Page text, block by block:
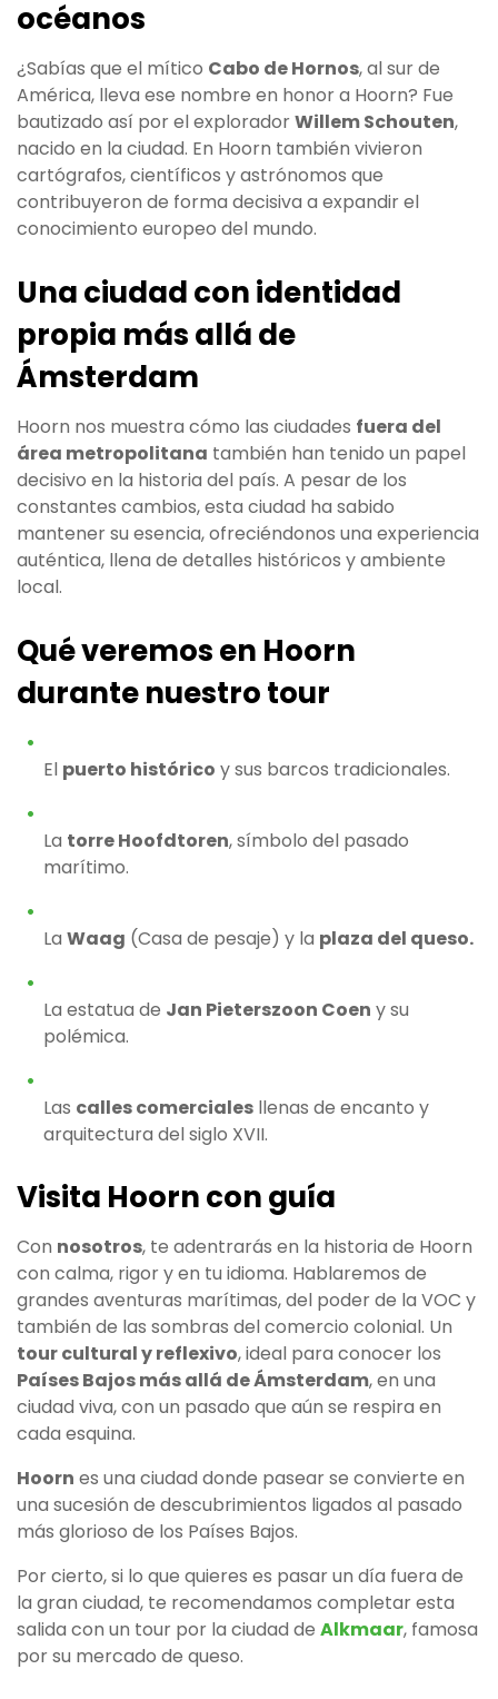
océanos
¿Sabías que el mítico Cabo de Hornos, al sur de
América, lleva ese nombre en honor a Hoorn? Fue
bautizado así por el exploradorWillem Schouten,
nacido en la ciudad. En Hoorn también vivieron
cartógrafos, científicos y astrónomos que
contribuyeron de forma decisiva a expandir el
conocimiento europeo del mundo.
Una ciudad con identidad
propia más allá de
Ámsterdam
Hoorn nos muestra cómo las ciudades fuera del
área metropolitana también han tenido un papel
decisivo en la historia del país. A pesar de los
constantes cambios, esta ciudad ha sabido
mantener su esencia, ofreciéndonos una experiencia
auténtica, llena de detalles históricos y ambiente
local.
Qué veremos en Hoorn
durante nuestro tour
El puerto histórico y sus barcos tradicionales.
La torre Hoofdtoren, símbolo del pasado
marítimo.
La Waag (Casa de pesaje) y la plaza del queso.
La estatua de Jan Pieterszoon Coen y su
polémica.
Las calles comerciales llenas de encanto y
arquitectura del siglo XVII.
Visita Hoorn con guía
Con nosotros, te adentrarás en la historia de Hoorn
con calma, rigor y en tu idioma. Hablaremos de
grandes aventuras marítimas, del poder de la VOC y
también de las sombras del comercio colonial. Un
tour cultural y reflexivo, ideal para conocer los
Países Bajos más allá de Ámsterdam, en una
ciudad viva, con un pasado que aún se respira en
cada esquina.
Hoorn es una ciudad donde pasear se convierte en
una sucesión de descubrimientos ligados al pasado
más glorioso de los Países Bajos.
Por cierto, si lo que quieres es pasar un día fuera de
la gran ciudad, te recomendamos completar esta
salida con un tour por la ciudad de Alkmaar, famosa
por su mercado de queso.